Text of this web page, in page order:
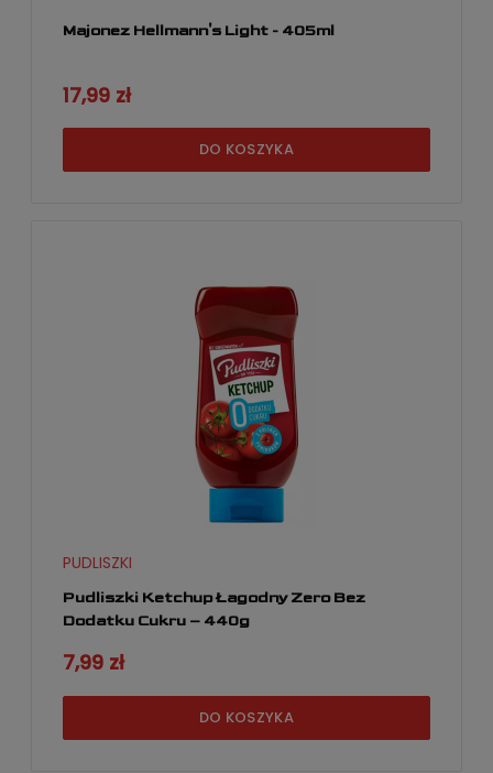
Majonez Hellmann's Light - 405ml
17,99 zł
DO KOSZYKA
Pudliszki Ketchup Łagodny Zero Bez
Dodatku Cukru – 440g
PUDLISZKI
7,99 zł
DO KOSZYKA